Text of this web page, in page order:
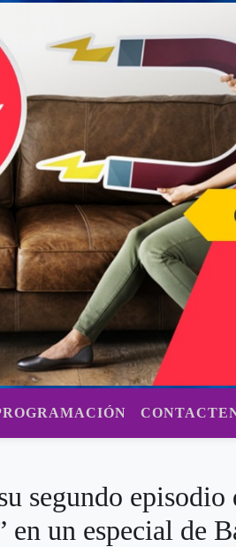
segundo episodio
en un especial de